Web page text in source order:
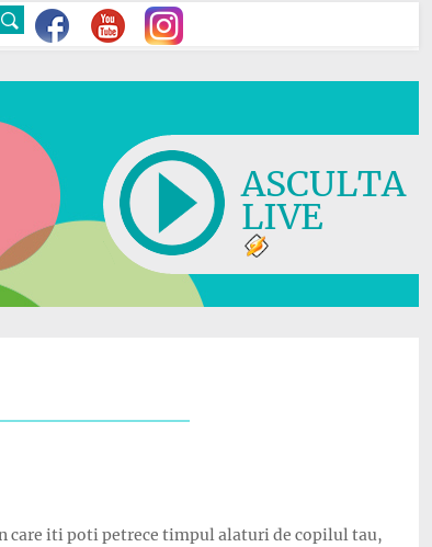
ASCULTA
LIVE
care iti poti petrece timpul alaturi de copilul tau,